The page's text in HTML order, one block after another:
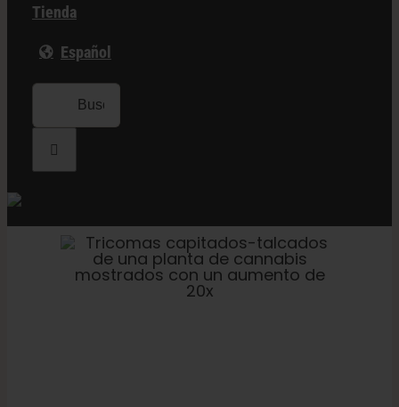
Tienda
Español
Buscar: